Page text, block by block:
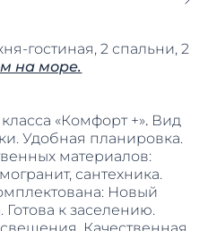
гостиная, 2 спальни, 2
на море.
«Комфорт +». ​​​​​​​Вид
Удобная планировка.
материалов:
сантехника.
Новый
Готова к заселению.